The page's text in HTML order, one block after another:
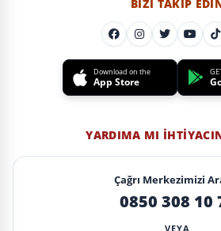
BIZI TAKIP
Download on the
App Store
YARDIMA MI
Çağrı Merkezimizi
0850 308 10
VEYA